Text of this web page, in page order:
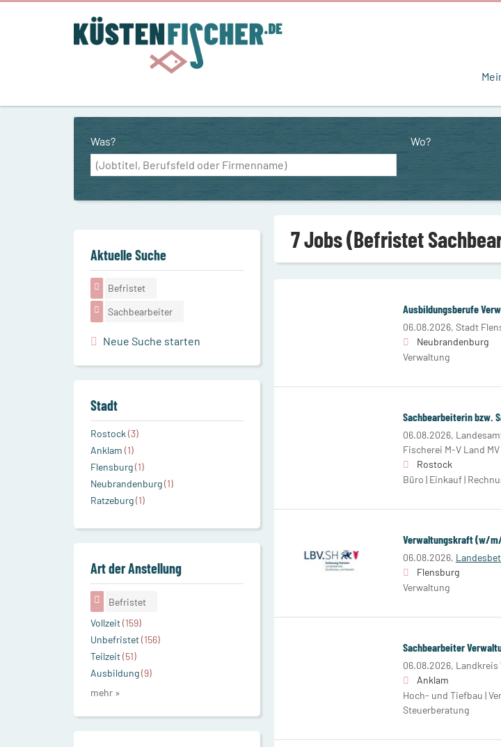
Was? Wo?
7 Jobs (Befristet
Ausbildungsberufe
06.08.2026, Stadt
Neubrandenburg
Verwaltung
Sachbearbeiterin bzw.
06.08.2026,
Fischerei M-V Land MV
Rostock
Büro | Einkauf |
Verwaltungskraft (w/
06.08.2026,
Flensburg
Verwaltung
Sachbearbeiter
06.08.2026, Landkreis
Anklam
Hoch- und Tiefbau |
Steuerberatung
Aktuelle Suche
Befristet
Sachbearbeiter
Neue Suche starten
Stadt
Rostock (3)
Anklam (1)
Flensburg(1)
Neubrandenburg(1)
Ratzeburg(1)
Art der Anstellung
Befristet
Vollzeit(159)
Unbefristet(156)
Teilzeit(51)
Ausbildung(9)
mehr »